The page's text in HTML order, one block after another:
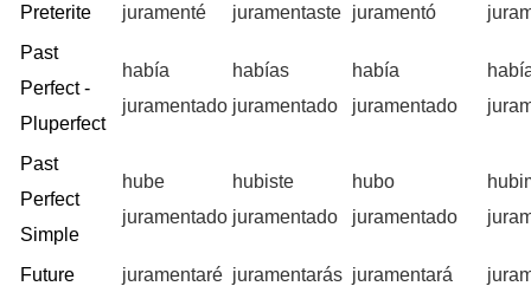
Preterite
juramenté juramentaste juramentó
Past
Perfect -
Pluperfect
había
juramentado
habías
juramentado
había
juramentado
Past
Perfect
Simple
hube
juramentado
hubiste
juramentado
hubo
juramentado
Future juramentaré juramentarás juramentará